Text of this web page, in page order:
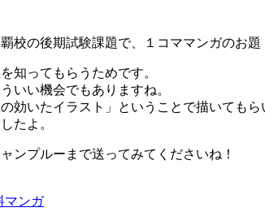
校の後期試験課題で、１コママンガのお
知ってもらうためです。
いい機会でもありますね。
効いたイラスト」ということで描いてもら
たよ。
ンプルーまで送ってみてくださいね！
マンガ